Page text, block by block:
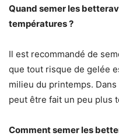
Quand semer les
températures ?
Il est recommandé de
que tout risque de gelée
milieu du printemps.
peut être fait un peu plus
Comment semer les